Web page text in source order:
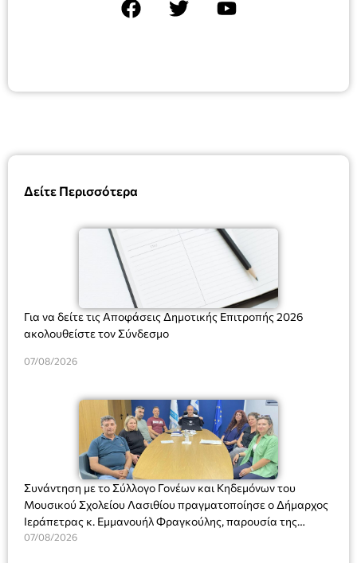
Δείτε Περισσότερα
Για να δείτε τις Αποφάσεις Δημοτικής Επιτροπής 2026
ακολουθείστε τον Σύνδεσμο
07/08/2026
Συνάντηση με το Σύλλογο Γονέων και Κηδεμόνων του
Μουσικού Σχολείου Λασιθίου πραγματοποίησε ο Δήμαρχος
Ιεράπετρας κ. Εμμανουήλ Φραγκούλης, παρουσία της
Διευθύντριας του σχολείου κας Μαριάννας Χαΐτα.
07/08/2026